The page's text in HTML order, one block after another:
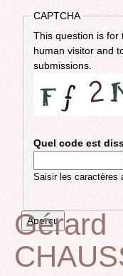
CAPTCHA
This question is for
human visitor and
submissions.
Quel code est
Saisir les caractères
Back
to
Gérard